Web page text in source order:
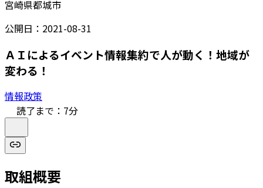
宮崎県都城市
公開日： 2021-08-31
ＡＩによるイベント情報集約で人が動く！地域が
変わる！
情報政策
読了まで： 7分
取組概要